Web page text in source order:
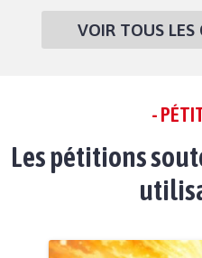
VOIR TOUS
-
Les pétitions